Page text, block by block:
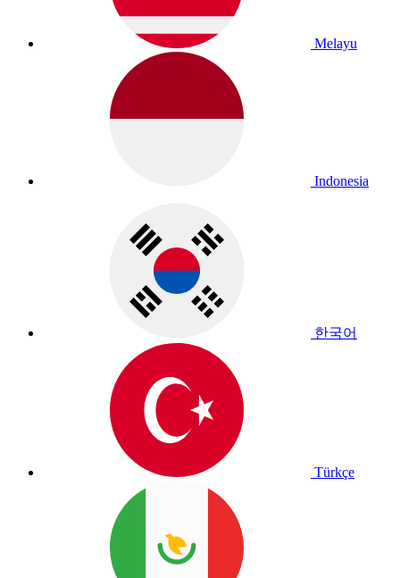
Melayu
Indonesia
한국어
Türkçe